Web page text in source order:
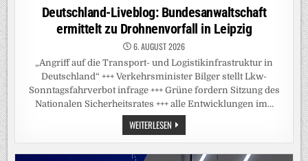
in
Deutschland-Liveblog: Bundesanwaltschaft
ermittelt zu Drohnenvorfall in Leipzig
6. AUGUST 2026
„Angriff auf die Transport- und Logistikinfrastruktur in
Deutschland“ +++ Verkehrsminister Bilger stellt Lkw-
Sonntagsfahrverbot infrage +++ Grüne fordern Sitzung des
Nationalen Sicherheitsrates +++ alle Entwicklungen im…
WEITERLESEN DEUTSCHLAND-
LIVEBLOG:
BUNDESANWALTSCHAFT
ERMITTELT